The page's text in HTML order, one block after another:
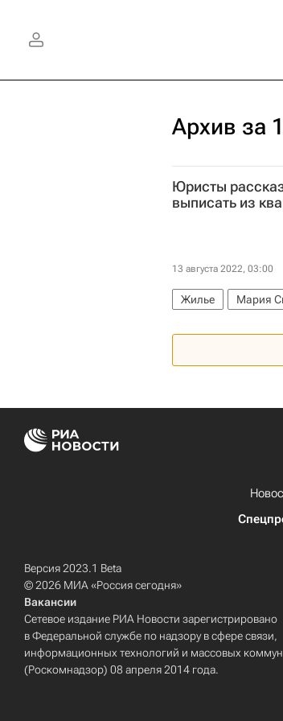
Архив за
Юристы
выписать из
13 августа 2022, 03:00
Жилье Мария
Версия 2023.1 Beta
© 2026 МИА «Россия сегодня»
Вакансии
Сетевое издание РИА Новости зарегистрировано
в Федеральной службе по надзору в сфере связи,
информационных технологий и массовых
(Роскомнадзор) 08 апреля 2014 года.